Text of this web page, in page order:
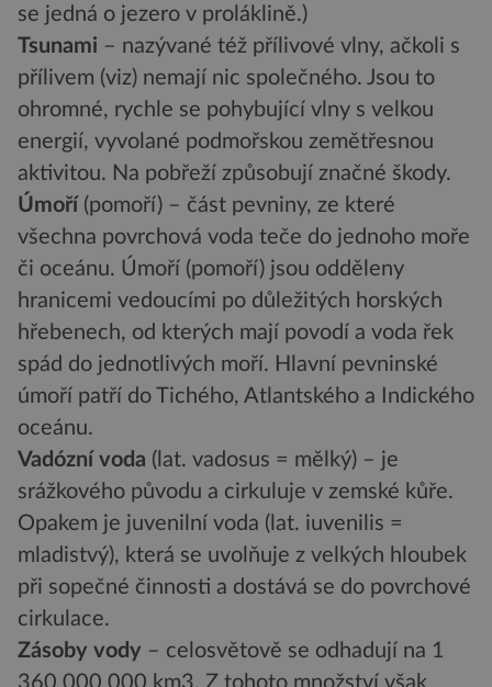
se jedná o jezero v proláklině.)
Tsunami – nazývané též přílivové vlny, ačkoli s
přílivem (viz) nemají nic společného. Jsou to
ohromné, rychle se pohybující vlny s velkou
energií, vyvolané podmořskou zemětřesnou
aktivitou. Na pobřeží způsobují značné škody.
Úmoří (pomoří) – část pevniny, ze které
všechna povrchová voda teče do jednoho moře
či oceánu. Úmoří (pomoří) jsou odděleny
hranicemi vedoucími po důležitých horských
hřebenech, od kterých mají povodí a voda řek
spád do jednotlivých moří. Hlavní pevninské
úmoří patří do Tichého, Atlantského a Indického
oceánu.
Vadózní voda (lat. vadosus = mělký) – je
srážkového původu a cirkuluje v zemské kůře.
Opakem je juvenilní voda (lat. iuvenilis =
mladistvý), která se uvolňuje z velkých hloubek
při sopečné činnosti a dostává se do povrchové
cirkulace.
Zásoby vody – celosvětově se odhadují na 1